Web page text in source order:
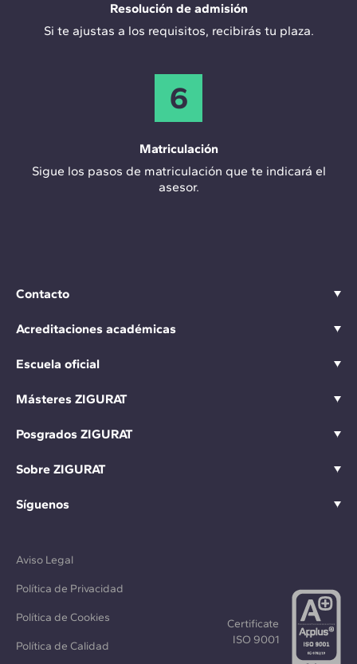
Resolución de admisión
Si te ajustas a los requisitos, recibirás tu plaza.
6
Matriculación
Sigue los pasos de matriculación que te indicará el
asesor.
Contacto
Acreditaciones académicas
Escuela oficial
Másteres ZIGURAT
Posgrados ZIGURAT
Sobre ZIGURAT
Síguenos
Aviso Legal
Política de Privacidad
Política de Cookies
Política de Calidad
Certificate
ISO 9001